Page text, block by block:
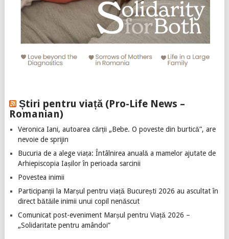
Știri pentru viață (Pro-Life News –
Romanian)
Veronica Iani, autoarea cărții „Bebe. O poveste din burtică”, are
nevoie de sprijin
Bucuria de a alege viața: Întâlnirea anuală a mamelor ajutate de
Arhiepiscopia Iașilor în perioada sarcinii
Povestea inimii
Participanții la Marșul pentru viață București 2026 au ascultat în
direct bătăile inimii unui copil nenăscut
Comunicat post-eveniment Marșul pentru Viață 2026 –
„Solidaritate pentru amândoi”